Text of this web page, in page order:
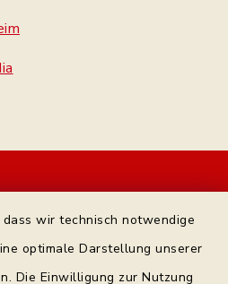
wir technisch notwendige
optimale Darstellung unserer
Die Einwilligung zur Nutzung